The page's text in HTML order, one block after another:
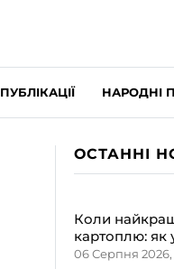
ПУБЛІКАЦІЇ НАРОДНІ
ОСТАННІ
Коли
картоплю: як
врожаю
06 Серпня 2026,